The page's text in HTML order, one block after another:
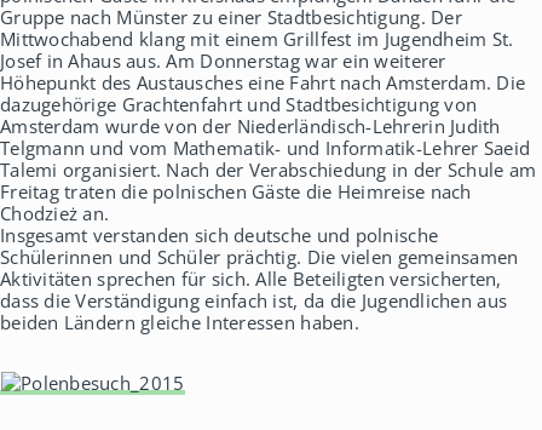
Gruppe nach Münster zu einer Stadtbesichtigung. Der
Mittwochabend klang mit einem Grillfest im Jugendheim St.
Josef in Ahaus aus. Am Donnerstag war ein weiterer
Höhepunkt des Austausches eine Fahrt nach Amsterdam. Die
dazugehörige Grachtenfahrt und Stadtbesichtigung von
Amsterdam wurde von der Niederländisch-Lehrerin Judith
Telgmann und vom Mathematik- und Informatik-Lehrer Saeid
Talemi organisiert. Nach der Verabschiedung in der Schule am
Freitag traten die polnischen Gäste die Heimreise nach
Chodzież an.
Insgesamt verstanden sich deutsche und polnische
Schülerinnen und Schüler prächtig. Die vielen gemeinsamen
Aktivitäten sprechen für sich. Alle Beteiligten versicherten,
dass die Verständigung einfach ist, da die Jugendlichen aus
beiden Ländern gleiche Interessen haben.